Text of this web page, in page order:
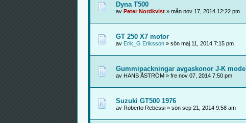
Dyna T500
av Peter Nordkvist» mån nov 17, 2014 12:22 pm
GT 250 X7 motor
av Erik_G Eriksson» sön maj 11, 2014 7:15 pm
Gummipackningar avgaskonor J-K modell
av HANS ÅSTRÖM » fre nov 07, 2014 7:50 pm
Suzuki GT500 1976
av Roberto Rebessi » sön sep 21, 2014 9:58 am